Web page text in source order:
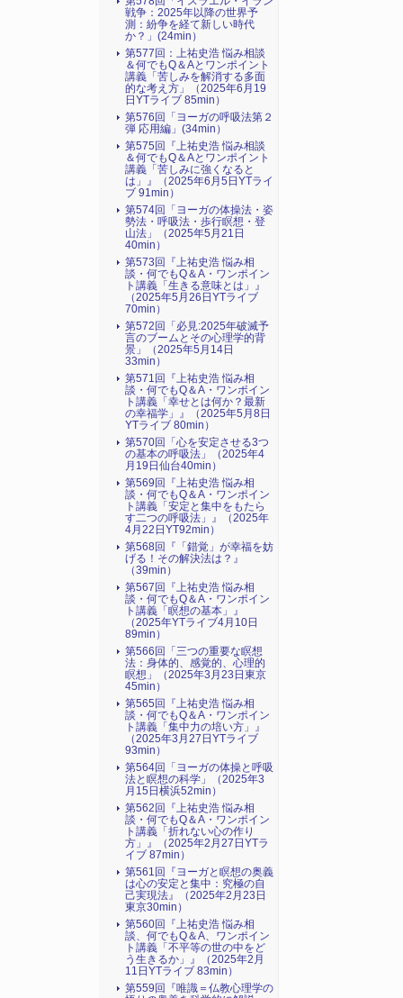
戦争：2025年以降の世界予
測：紛争を経て新しい時代
か？」(24min）
第577回：上祐史浩 悩み相談
＆何でもQ＆Aとワンポイント
講義「苦しみを解消する多面
的な考え方」（2025年6月19
日YTライブ 85min）
第576回「ヨーガの呼吸法第２
弾 応用編」(34min）
第575回『上祐史浩 悩み相談
＆何でもQ＆Aとワンポイント
講義「苦しみに強くなると
は」』（2025年6月5日YTライ
ブ 91min）
第574回「ヨーガの体操法・姿
勢法・呼吸法・歩行瞑想・登
山法」（2025年5月21日
40min）
第573回『上祐史浩 悩み相
談・何でもQ＆A・ワンポイン
ト講義「生きる意味とは」』
（2025年5月26日YTライブ
70min）
第572回「必見:2025年破滅予
言のブームとその心理学的背
景」（2025年5月14日
33min）
第571回『上祐史浩 悩み相
談・何でもQ＆A・ワンポイン
ト講義「幸せとは何か？最新
の幸福学」』（2025年5月8日
YTライブ 80min）
第570回「心を安定させる3つ
の基本の呼吸法」（2025年4
月19日仙台40min）
第569回『上祐史浩 悩み相
談・何でもQ＆A・ワンポイン
ト講義「安定と集中をもたら
す二つの呼吸法」』（2025年
4月22日YT92min）
第568回『「錯覚」が幸福を妨
げる！その解決法は？』
（39min）
第567回『上祐史浩 悩み相
談・何でもQ＆A・ワンポイン
ト講義「瞑想の基本」』
（2025年YTライブ4月10日
89min）
第566回「三つの重要な瞑想
法：身体的、感覚的、心理的
瞑想」（2025年3月23日東京
45min）
第565回『上祐史浩 悩み相
談・何でもQ＆A・ワンポイン
ト講義「集中力の培い方」』
（2025年3月27日YTライブ
93min）
第564回「ヨーガの体操と呼吸
法と瞑想の科学」（2025年3
月15日横浜52min）
第562回『上祐史浩 悩み相
談・何でもQ＆A・ワンポイン
ト講義「折れない心の作り
方」』（2025年2月27日YTラ
イブ 87min）
第561回『ヨーガと瞑想の奥義
は心の安定と集中：究極の自
己実現法』（2025年2月23日
東京30min）
第560回『上祐史浩 悩み相
談、何でもQ＆A、ワンポイン
ト講義「不平等の世の中をど
う生きるか」』（2025年2月
11日YTライブ 83min）
第559回『唯識＝仏教心理学の